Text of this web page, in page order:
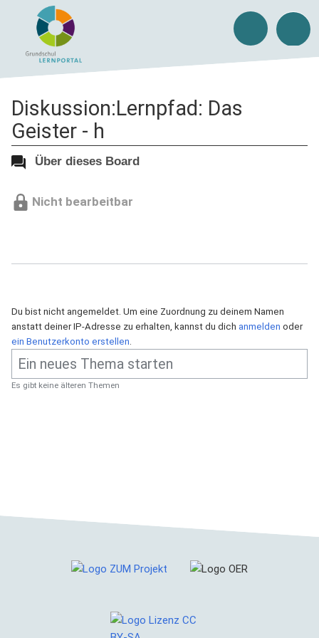
Diskussion:Lernpfad: Das
Geister - h
Über dieses Board
Nicht bearbeitbar
Du bist nicht angemeldet. Um eine Zuordnung zu deinem Namen
anstatt deiner IP-Adresse zu erhalten, kannst du dich anmelden oder
ein Benutzerkonto erstellen.
Es gibt keine älteren Themen